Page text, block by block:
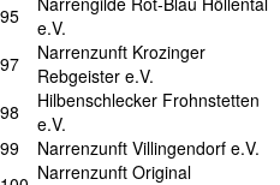
95
e.V.
97
Narrenzunft Krozinger
Rebgeister e.V.
98
Hilbenschlecker Frohnstetten
e.V.
99
Narrenzunft Villingendorf e.V.
Narrenzunft Original